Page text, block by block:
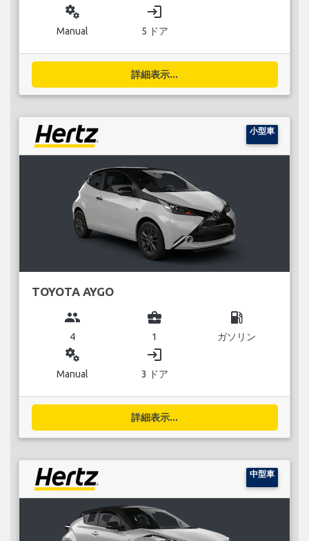
miscellaneous_services
Manual
login
5 ドア
詳細表示...
小型車
TOYOTA AYGO
group
4
business_center
1
local_gas_station
ガソリン
miscellaneous_services
Manual
login
3 ドア
詳細表示...
中型車